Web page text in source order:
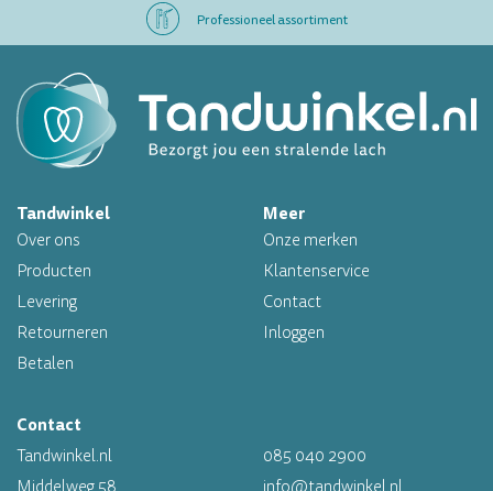
Professioneel assortiment
Op werkdagen voor 16.00 uur besteld, morgen in huis
Professioneel assortiment
Altijd op voorraad
Tandwinkel
Over ons
Producten
Levering
Retourneren
Betalen
Meer
Onze merken
Klantenservice
Contact
Inloggen
Contact
Tandwinkel.nl
085 040 2900